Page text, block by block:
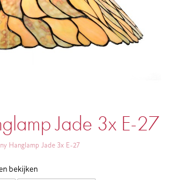
Jade 3x E-27
Hanglamp Jade 3x E-27
bekijken